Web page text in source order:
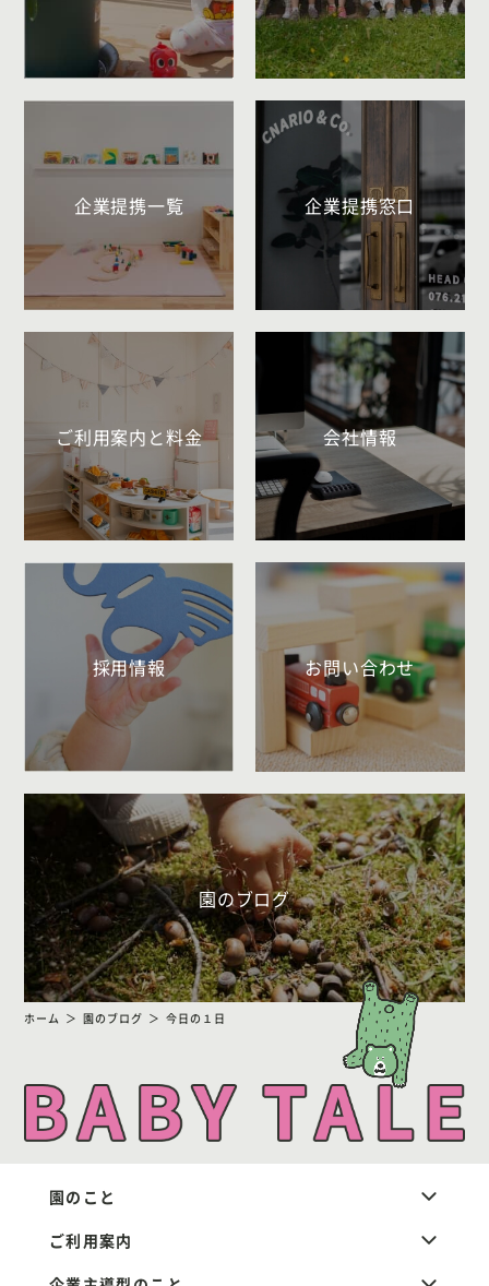
企業提携一覧 企業提携窓口
ご利用案内と料金 会社情報
採用情報 お問い合わせ
園のブログ
ホーム 園のブログ 今日の１日
園のこと
ご利用案内